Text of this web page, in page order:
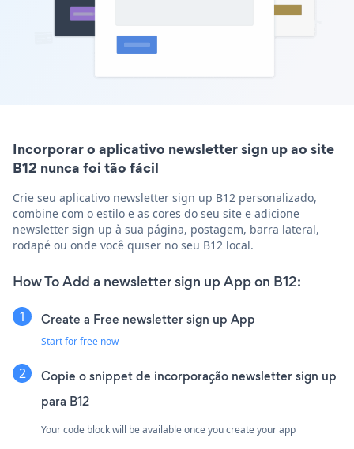
Incorporar o aplicativo newsletter sign up ao site
B12 nunca foi tão fácil
Crie seu aplicativo newsletter sign up B12 personalizado,
combine com o estilo e as cores do seu site e adicione
newsletter sign up à sua página, postagem, barra lateral,
rodapé ou onde você quiser no seu B12 local.
How To Add a newsletter sign up App on B12:
Create a Free newsletter sign up App
Start for free now
Copie o snippet de incorporação newsletter sign up
para B12
Your code block will be available once you create your app